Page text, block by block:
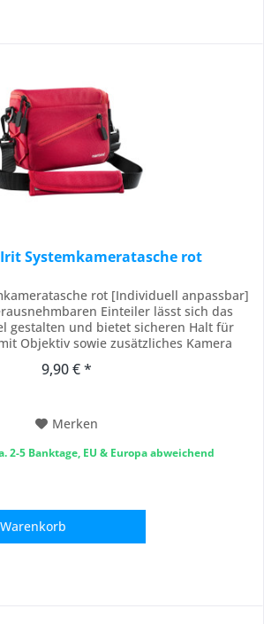
Systemkameratasche rot
rot [Individuell anpassbar]
Einteiler lässt sich das
gestalten und bietet sicheren Halt für
Objektiv sowie zusätzliches Kamera
– Praktische Extras wie eine Tasche
9,90 € *
Merken
2-5 Banktage, EU & Europa abweichend
Warenkorb